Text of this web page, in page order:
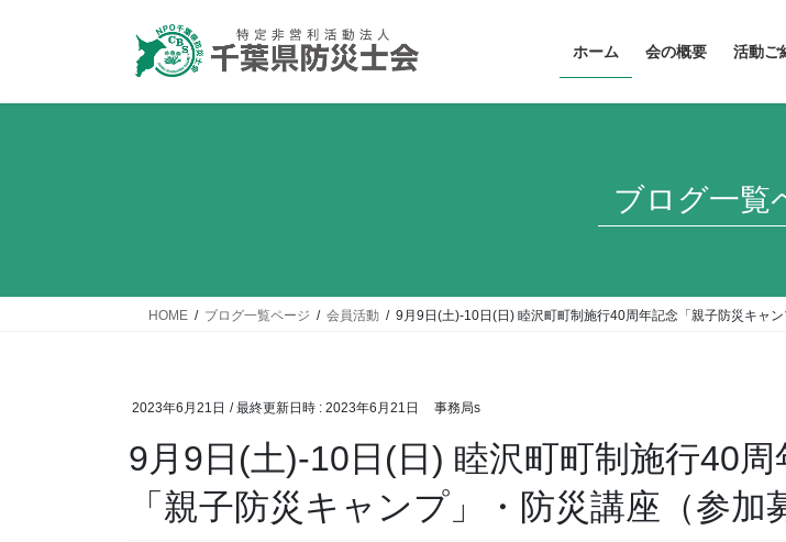
ホーム 会の概要 活動ご
ブログ一覧
HOME ブログ一覧ページ 会員活動 9月9日(土)-10日(日) 睦沢町町制施行40周年記念「親子防災キャン
2023年6月21日 / 最終更新日時 : 2023年6月21日 事務局s
9月9日(土)-10日(日) 睦沢町町制施行40周
「親子防災キャンプ」・防災講座（参加